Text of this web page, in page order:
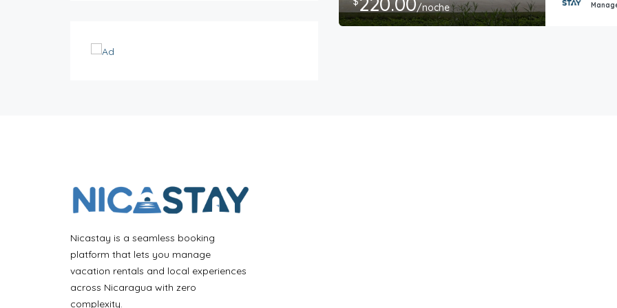
/noche
Nicastay is a seamless booking
platform that lets you manage
vacation rentals and local experiences
across Nicaragua with zero
complexity.